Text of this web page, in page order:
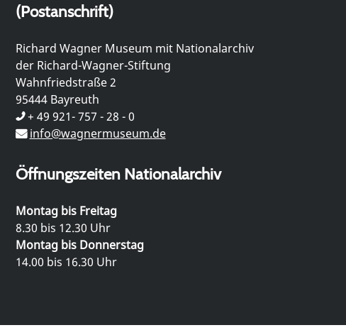
(Postanschrift)
Richard Wagner Museum mit Nationalarchiv
der Richard-Wagner-Stiftung
Wahnfriedstraße 2
95444 Bayreuth
+ 49 921- 757 - 28 - 0
info@wagnermuseum.de
Öffnungszeiten Nationalarchiv
Montag bis Freitag
8.30 bis 12.30 Uhr
Montag bis Donnerstag
14.00 bis 16.30 Uhr